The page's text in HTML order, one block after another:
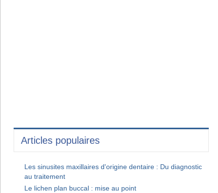
Articles populaires
Les sinusites maxillaires d'origine dentaire : Du diagnostic
au traitement
Le lichen plan buccal : mise au point